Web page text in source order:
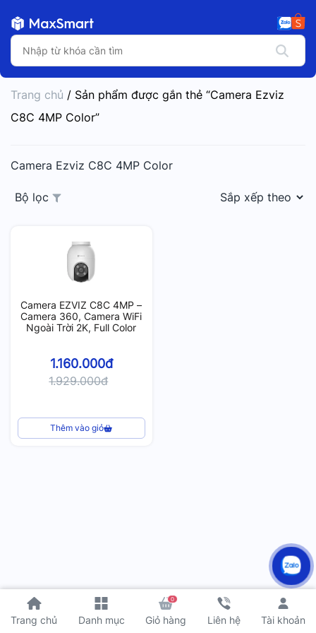
Trang chủ Danh mục
0
Giỏ hàng Liên hệ Tài khoản
Trang chủ / Sản phẩm được gắn thẻ “Camera Ezviz
C8C 4MP Color”
Camera Ezviz C8C 4MP Color
Bộ lọc
Camera EZVIZ C8C 4MP –
Camera 360, Camera WiFi
Ngoài Trời 2K, Full Color
1.160.000đ
1.929.000đ
Thêm vào giỏ